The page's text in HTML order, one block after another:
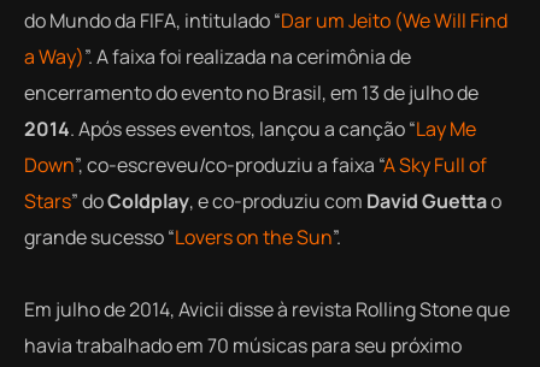
do Mundo da FIFA, intitulado “Dar um Jeito (We Will Find
a Way)”. A faixa foi realizada na cerimônia de
encerramento do evento no Brasil, em 13 de julho de
2014. Após esses eventos, lançou a canção “Lay Me
Down”, co-escreveu/co-produziu a faixa “A Sky Full of
Stars” doColdplay, e co-produziu com David Guettao
grande sucesso “Lovers on the Sun”.
Em julho de 2014, Avicii disse à revista Rolling Stone que
havia trabalhado em 70 músicas para seu próximo